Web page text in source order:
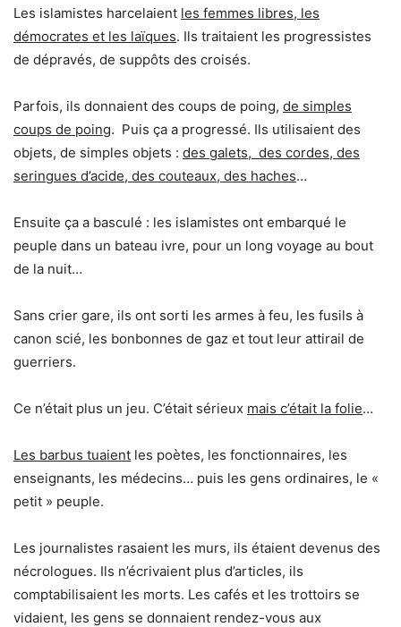
Les islamistes harcelaient les femmes libres, les
démocrates et les laïques. Ils traitaient les progressistes
de dépravés, de suppôts des croisés.
Parfois, ils donnaient des coups de poing, de simples
coups de poing. Puis ça a progressé. Ils utilisaient des
objets, de simples objets : des galets, des cordes, des
seringues d’acide, des couteaux, des haches…
Ensuite ça a basculé : les islamistes ont embarqué le
peuple dans un bateau ivre, pour un long voyage au bout
de la nuit…
Sans crier gare, ils ont sorti les armes à feu, les fusils à
canon scié, les bonbonnes de gaz et tout leur attirail de
guerriers.
Ce n’était plus un jeu. C’était sérieux mais c’était la folie…
Les barbus tuaient les poètes, les fonctionnaires, les
enseignants, les médecins… puis les gens ordinaires, le «
petit » peuple.
Les journalistes rasaient les murs, ils étaient devenus des
nécrologues. Ils n’écrivaient plus d’articles, ils
comptabilisaient les morts. Les cafés et les trottoirs se
vidaient, les gens se donnaient rendez-vous aux